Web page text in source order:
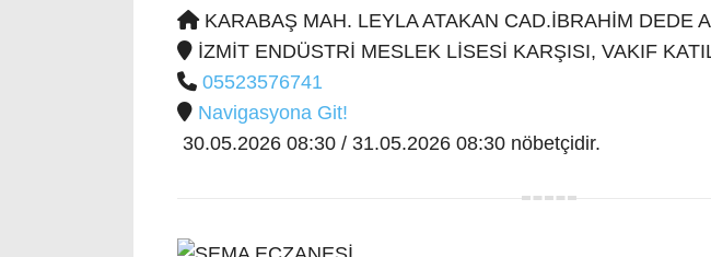
KARABAŞ MAH. LEYLA ATAKAN CAD.İBRAHİM DEDE
İZMİT ENDÜSTRİ MESLEK LİSESİ KARŞISI, VAKIF
05523576741
Navigasyona Git!
30.05.2026 08:30 / 31.05.2026 08:30 nöbetçidir.